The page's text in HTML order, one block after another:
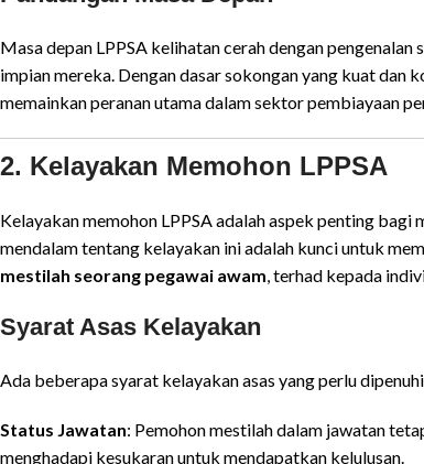
Masa depan LPPSA kelihatan cerah dengan
impian mereka. Dengan dasar sokongan yang kuat dan
memainkan peranan utama dalam sektor pembiayaan
2. Kelayakan Memohon LPPSA
Kelayakan memohon LPPSA adalah aspek penting
mendalam tentang kelayakan ini adalah kunci untuk
mestilah seorang pegawai awam, terhad kepada
Syarat Asas Kelayakan
Ada beberapa syarat kelayakan asas yang perlu
Status Jawatan: Pemohon mestilah dalam jawatan
menghadapi kesukaran untuk mendapatkan kelulusan.